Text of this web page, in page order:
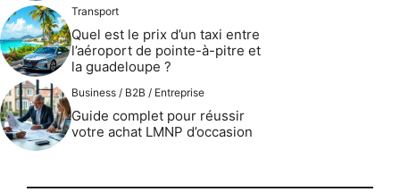
Transport
Quel est le prix d’un taxi entre
l’aéroport de pointe-à-pitre et
la guadeloupe ?
Business / B2B / Entreprise
Guide complet pour réussir
votre achat LMNP d’occasion